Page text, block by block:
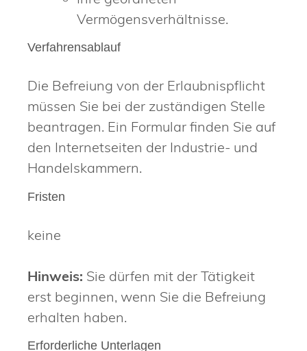
Vermögensverhältnisse.
Verfahrensablauf
Die Befreiung von der Erlaubnispflicht
müssen Sie bei der zuständigen Stelle
beantragen. Ein Formular finden Sie auf
den Internetseiten der Industrie- und
Handelskammern.
Fristen
keine
Hinweis: Sie dürfen mit der Tätigkeit
erst beginnen, wenn Sie die Befreiung
erhalten haben.
Erforderliche Unterlagen